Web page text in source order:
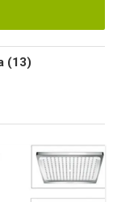
(13)